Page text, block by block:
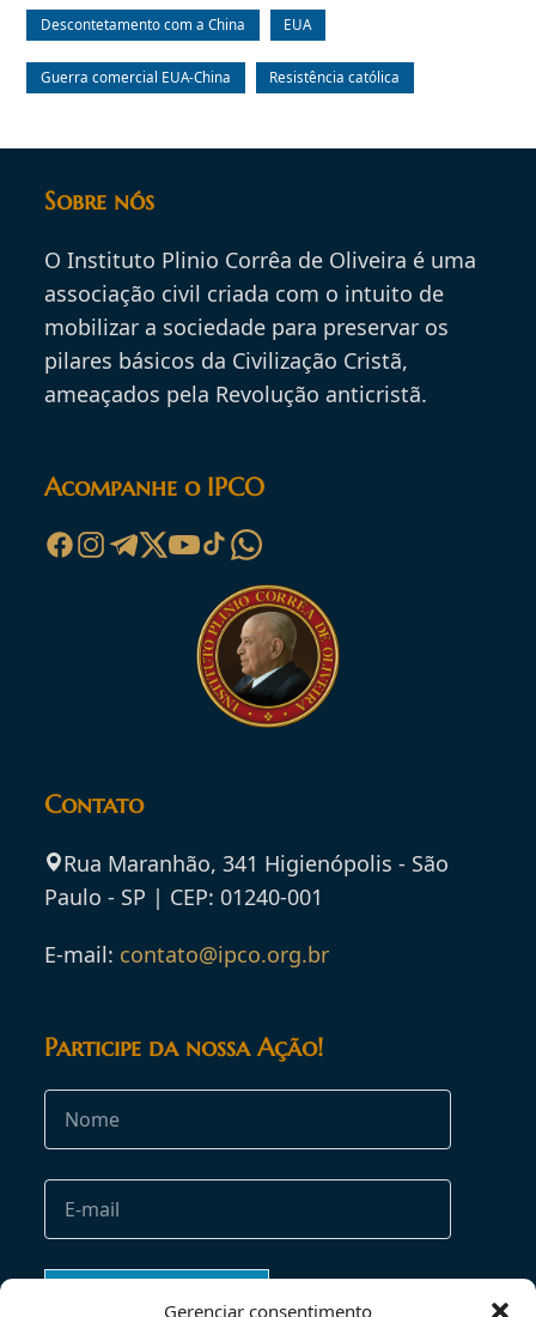
Gerenciar consentimento
Descontetamento com a China EUA
Guerra comercial EUA-China Resistência católica
Sobre nós
O Instituto Plinio Corrêa de Oliveira é uma
associação civil criada com o intuito de
mobilizar a sociedade para preservar os
pilares básicos da Civilização Cristã,
ameaçados pela Revolução anticristã.
Acompanhe o IPCO
Contato
Rua Maranhão, 341 Higienópolis - São
Paulo - SP | CEP: 01240-001
E-mail: contato@ipco.org.br
Participe da nossa Ação!